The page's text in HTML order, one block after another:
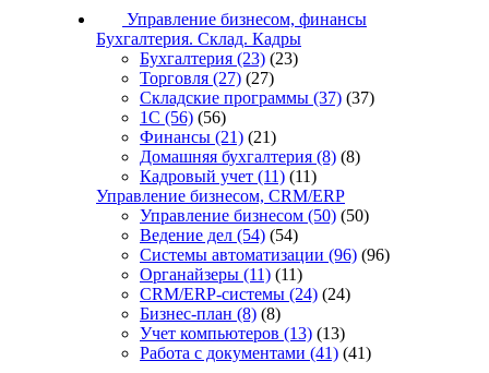
Управление бизнесом, финансы
Бухгалтерия. Склад. Кадры
Бухгалтерия (23) (23)
Торговля (27) (27)
Складские программы (37) (37)
1С (56) (56)
Финансы (21) (21)
Домашняя бухгалтерия (8) (8)
Кадровый учет (11) (11)
Управление бизнесом, CRM/ERP
Управление бизнесом (50) (50)
Ведение дел (54) (54)
Системы автоматизации (96) (96)
Органайзеры (11) (11)
CRM/ERP-системы (24) (24)
Бизнес-план (8) (8)
Учет компьютеров (13) (13)
Работа с документами (41) (41)